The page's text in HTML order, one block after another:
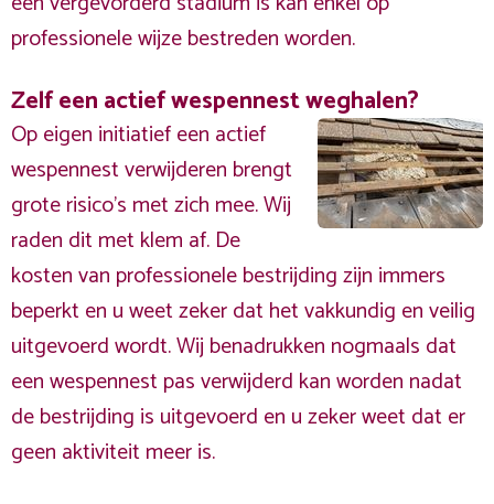
professionele wijze bestreden worden.
Zelf een actief wespennest weghalen?
Op eigen initiatief een actief
wespennest verwijderen brengt
grote risico’s met zich mee. Wij
raden dit met klem af. De
kosten van professionele bestrijding zijn immers
beperkt en u weet zeker dat het vakkundig en veilig
uitgevoerd wordt. Wij benadrukken nogmaals dat
een wespennest pas verwijderd kan worden nadat
de bestrijding is uitgevoerd en u zeker weet dat er
geen aktiviteit meer is.